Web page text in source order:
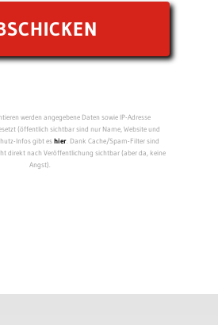
werden angegebene Daten sowie IP-Adresse
(öffentlich sichtbar sind nur Name, Website und
Infos gibt eshier. Dank Cache/Spam-Filter sind
direkt nach Veröffentlichung sichtbar (aber da, keine
Angst).